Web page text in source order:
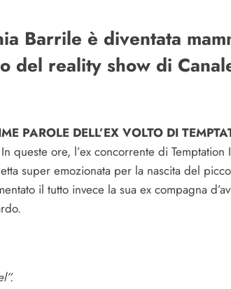
Barrile è diventata
del reality show di
PAROLE DELL’EX VOLTO DI
queste ore, l’ex concorrente di Temptation
super emozionata per la nascita del
il tutto invece la sua ex compagna